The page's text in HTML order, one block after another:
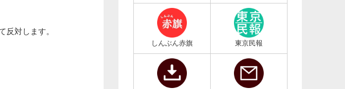
対します。
しんぶん赤旗 東京民報